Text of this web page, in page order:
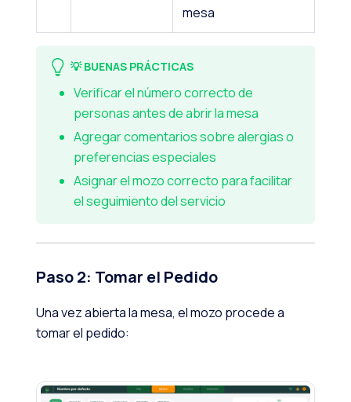
mesa
💡 BUENAS PRÁCTICAS
Verificar el número correcto de
personas antes de abrir la mesa
Agregar comentarios sobre alergias o
preferencias especiales
Asignar el mozo correcto para facilitar
el seguimiento del servicio
Paso 2: Tomar el Pedido
Una vez abierta la mesa, el mozo procede a
tomar el pedido: